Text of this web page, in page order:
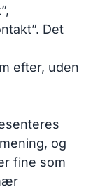
Det
efter, uden
og
fine som